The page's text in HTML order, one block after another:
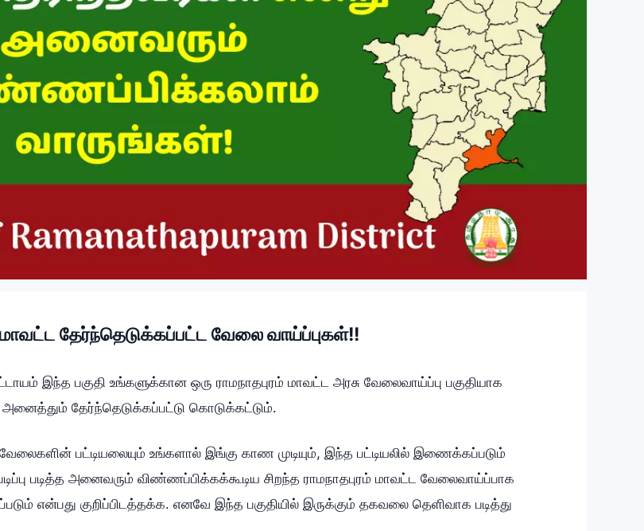
தேர்ந்தெடுக்கப்பட்ட வேலை வாய்ப்புகள்!!
இந்த பகுதி உங்களுக்கான ஒரு ராமநாதபுரம் மாவட்ட அரசு வேலைவாய்ப்பு பகுதியாக
தேர்ந்தெடுக்கப்பட்டு கொடுக்கட்டும்.
பட்டியலையும் உங்களால் இங்கு காண முடியும், இந்த பட்டியலில் இணைக்கப்படும்
படித்த அனைவரும் விண்ணப்பிக்கக்கூடிய சிறந்த ராமநாதபுரம் மாவட்ட வேலைவாய்ப்பாக
என்பது குறிப்பிடத்தக்க. எனவே இந்த பகுதியில் இருக்கும் தகவலை தெளிவாக படித்து